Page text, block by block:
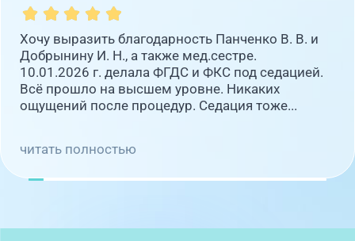
Хочу выразить благодарность Панченко В. В. и
Добрынину И. Н., а также мед.сестре.
10.01.2026 г. делала ФГДС и ФКС под седацией.
Всё прошло на высшем уровне. Никаких
ощущений после процедур. Седация тоже...
читать полностью